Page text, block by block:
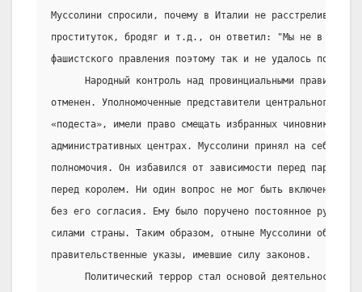
Муссолини спросили, почему в Италии не расстреливают
проституток, бродяг и т.д., он ответил: "Мы не в
фашистского правления поэтому так и не удалось
Народный контроль над провинциальными
отменен. Уполномоченные представители центрального
«подеста», имели право смещать избранных чиновников
административных центрах. Муссолини принял на себя и
полномочия. Он избавился от зависимости перед
перед королем. Ни один вопрос не мог быть включен в
без его согласия. Ему было поручено постоянное
силами страны. Таким образом, отныне Муссолини обладал
правительственные указы, имевшие силу законов.
Политический террор стал основой деятельности